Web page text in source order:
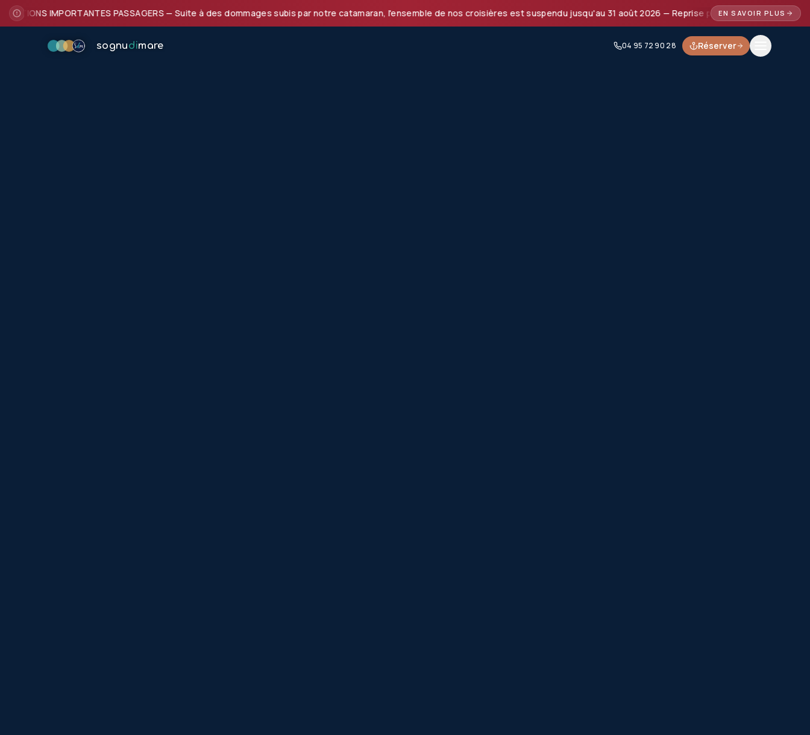
IMPORTANTES PASSAGERS — Suite à des dommages subis par notre catamaran, l'ensemble de nos croisières est suspendu jusqu'au 31 août 2026 — Reprise prévue à partir de
EN SAVOIR PLUS
sognudimare 04 95 72 90 28 Réserver